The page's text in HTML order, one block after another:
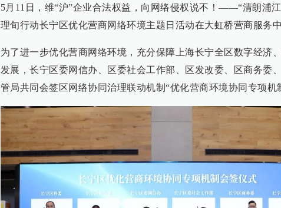
5月11日，维“沪”企业合法权益，向网络侵权说不！——“清朗浦江
理旬行动长宁区优化营商网络环境主题日活动在大虹桥营商服务中
为了进一步优化营商网络环境，充分保障上海长宁全区数字经济
发展，长宁区委网信办、区委社会工作部、区发改委、区商务委
管局共同会签区网络协同治理联动机制“优化营商环境协同专项机